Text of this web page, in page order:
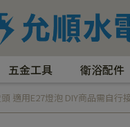
五金工具 衛浴配件
適用E27燈泡 DIY商品需自行